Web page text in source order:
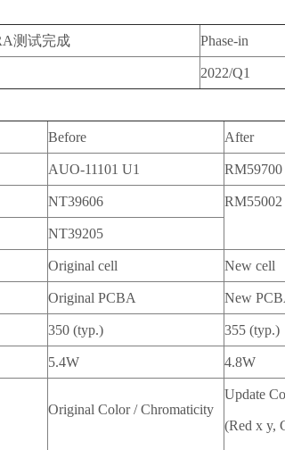
测试完成 Phase-in
2022/Q1
Before After
AUO-11101 U1 RM59700
NT39606 RM55002
NT39205
Original cell New cell
Original PCBA New
350 (typ.) 355 (typ.)
5.4W 4.8W
Original Color / Chromaticity
Update
(Red x y,